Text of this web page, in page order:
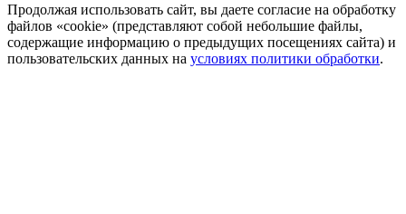
Продолжая использовать сайт, вы даете согласие на обработку
файлов «cookie» (представляют собой небольшие файлы,
содержащие информацию о предыдущих посещениях сайта) и
пользовательских данных на условиях политики обработки.